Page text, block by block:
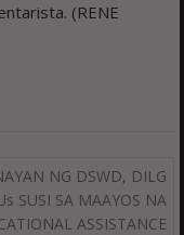
(RENE
NG DSWD, DILG
SUSI SA MAAYOS NA
ASSISTANCE